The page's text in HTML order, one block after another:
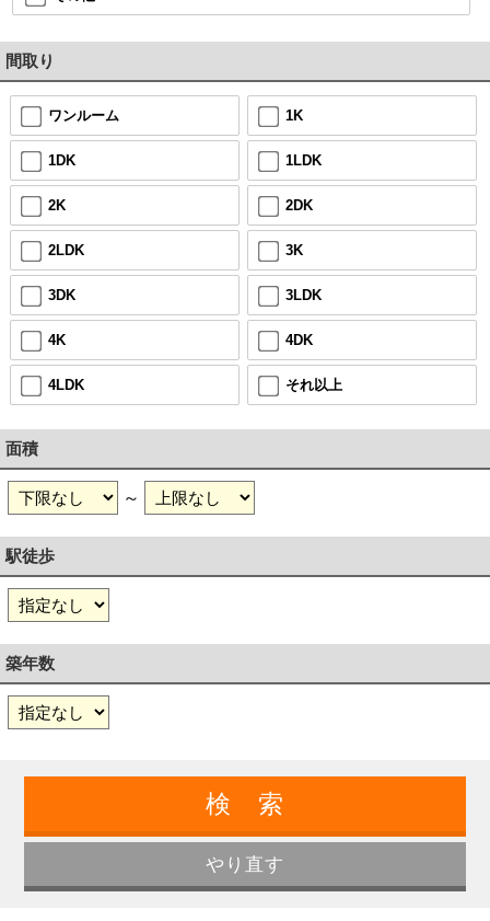
間取り
ワンルーム 1K
1DK 1LDK
2K 2DK
2LDK 3K
3DK 3LDK
4K 4DK
4LDK それ以上
面積
～
駅徒歩
築年数